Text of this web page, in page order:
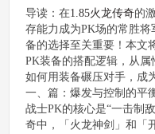
导读：在1.85火龙传奇的
存能力成为PK场的常胜
备的选择至关重要！本文
PK装备的搭配逻辑，从
如何用装备碾压对手，成
一、篇：爆发与控制的平
战士PK的核心是“一击制
奇中，「火龙神剑」和「